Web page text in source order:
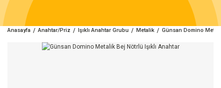
Anasayfa Anahtar/Priz Işıklı Anahtar Grubu Metalik Günsan Domino